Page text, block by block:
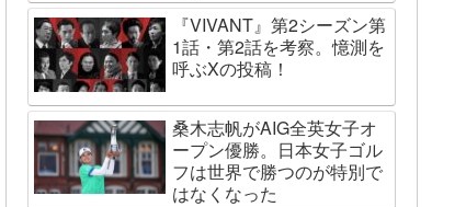
『VIVANT』第2シーズン第
1話・第2話を考察。憶測を
呼ぶXの投稿！
桑木志帆がAIG全英女子オ
ープン優勝。日本女子ゴル
フは世界で勝つのが特別で
はなくなった